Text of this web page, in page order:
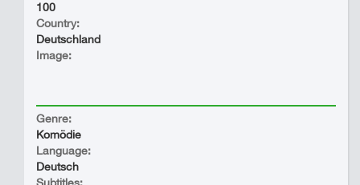
100
Country:
Deutschland
Image:
Genre:
Komödie
Language:
Deutsch